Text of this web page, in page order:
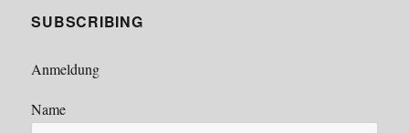
SUBSCRIBING
Anmeldung
Name